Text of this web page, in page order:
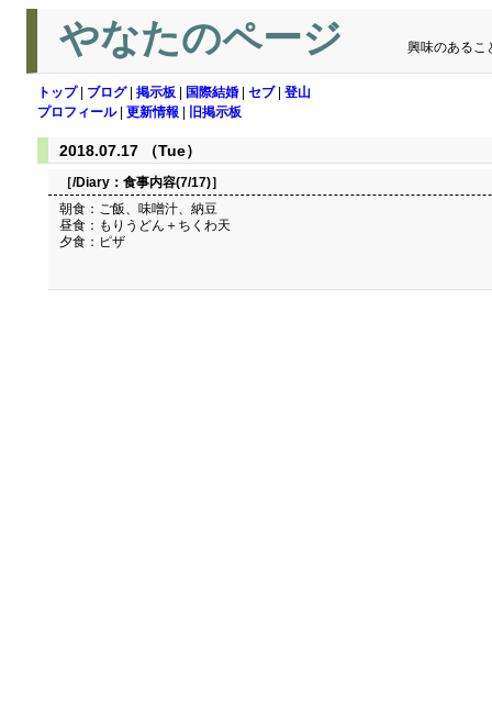
やなたのページ 興味のあるこ
トップ| ブログ| 掲示板 国際結婚 セブ| 登山
プロフィール| 更新情報 旧掲示板
2018.07.17 （Tue）
［/Diary： 食事内容(7/17)］
朝食：ご飯、味噌汁、納豆
昼食：もりうどん＋ちくわ天
夕食：ピザ